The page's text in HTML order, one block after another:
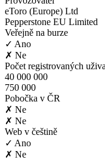
eToro (Europe) Ltd
Pepperstone EU Limited
Veřejně na burze
✓ Ano
✗ Ne
Počet registrovaných
40 000 000
750 000
Pobočka v ČR
✗ Ne
✗ Ne
Web v češtině
✓ Ano
✗ Ne